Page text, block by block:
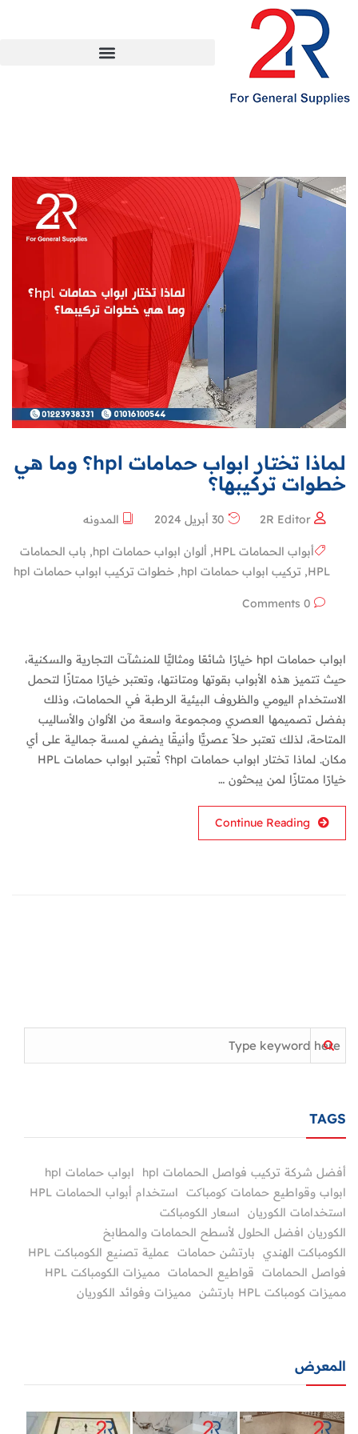
لماذا تختار ابواب حمامات hpl؟ وما هي
خطوات تركيبها؟
2R Editor المدونه
أبواب الحمامات HPL , ألوان ابواب حمامات hpl , باب الحمامات
HPL
, تركيب ابواب حمامات hpl , خطوات تركيب ابواب حمامات hpl
ابواب حمامات hpl خيارًا شائعًا ومثاليًّا للمنشآت التجارية والسكنية،
حيث تتميز هذه الأبواب بقوتها ومتانتها، وتعتبر خيارًا ممتازًا لتحمل
الاستخدام اليومي والظروف البيئية الرطبة في الحمامات، وذلك
بفضل تصميمها العصري ومجموعة واسعة من الألوان والأساليب
المتاحة، لذلك تعتبر حلاً عصريًّا وأنيقًا يضفي لمسة جمالية على أي
مكان. لماذا تختار ابواب حمامات hpl؟ تُعتبر ابواب حمامات HPL
خيارًا ممتازًا لمن يبحثون …
Continue Reading
TAGS
أفضل شركة تركيب فواصل الحمامات hpl
ابواب حمامات hpl
ابواب وقواطيع حمامات کومباکت
استخدام أبواب الحمامات HPL
استخدامات الكوريان
اسعار الكومباكت
الكوريان افضل الحلول لأسطح الحمامات والمطابخ
الكومباكت الهندي
بارتشن حمامات
عملية تصنيع الكومباكت HPL
فواصل الحمامات
قواطيع الحمامات مميزات الكومباكت HPL
مميزات كومباكت HPL بارتشن
مميزات وفوائد الكوريان
المعرض